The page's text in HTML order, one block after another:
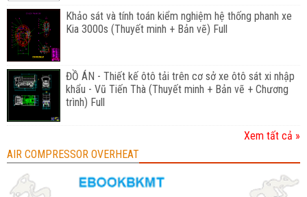
Khảo sát và tính toán kiểm nghiệm hệ thống phanh xe
Kia 3000s (Thuyết minh + Bản vẽ) Full
ĐỒ ÁN - Thiết kế ôtô tải trên cơ sở xe ôtô sát xi nhập
khẩu - Vũ Tiến Thà (Thuyết minh + Bản vẽ + Chương
trình) Full
Xem tất cả »
AIR COMPRESSOR OVERHEAT